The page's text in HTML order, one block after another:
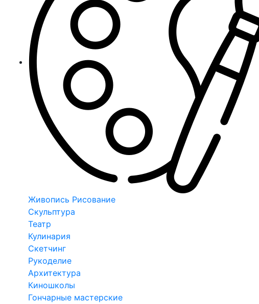
Живопись Рисование
Скульптура
Театр
Кулинария
Скетчинг
Рукоделие
Архитектура
Киношколы
Гончарные мастерские